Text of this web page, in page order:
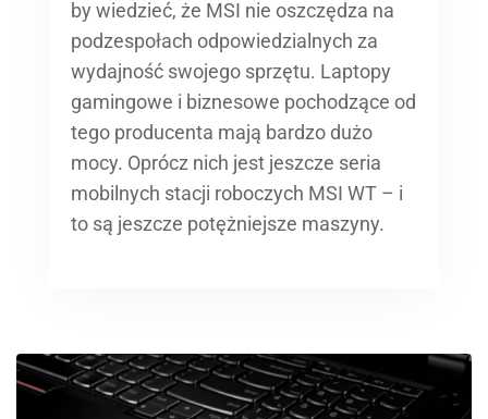
by wiedzieć, że MSI nie oszczędza na
podzespołach odpowiedzialnych za
wydajność swojego sprzętu. Laptopy
gamingowe i biznesowe pochodzące od
tego producenta mają bardzo dużo
mocy. Oprócz nich jest jeszcze seria
mobilnych stacji roboczych MSI WT – i
to są jeszcze potężniejsze maszyny.